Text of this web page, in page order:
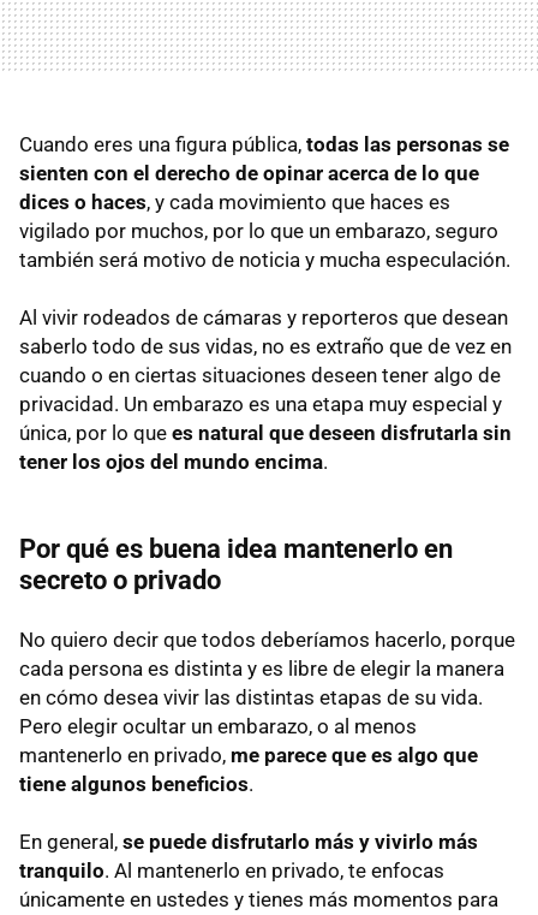
Cuando eres una figura pública, todas las personas se
sienten con el derecho de opinar acerca de lo que
dices o haces, y cada movimiento que haces es
vigilado por muchos, por lo que un embarazo, seguro
también será motivo de noticia y mucha especulación.
Al vivir rodeados de cámaras y reporteros que desean
saberlo todo de sus vidas, no es extraño que de vez en
cuando o en ciertas situaciones deseen tener algo de
privacidad. Un embarazo es una etapa muy especial y
única, por lo que es natural que deseen disfrutarla sin
tener los ojos del mundo encima.
Por qué es buena idea mantenerlo en
secreto o privado
No quiero decir que todos deberíamos hacerlo, porque
cada persona es distinta y es libre de elegir la manera
en cómo desea vivir las distintas etapas de su vida.
Pero elegir ocultar un embarazo, o al menos
mantenerlo en privado, me parece que es algo que
tiene algunos beneficios.
En general, se puede disfrutarlo más y vivirlo más
tranquilo. Al mantenerlo en privado, te enfocas
únicamente en ustedes y tienes más momentos para